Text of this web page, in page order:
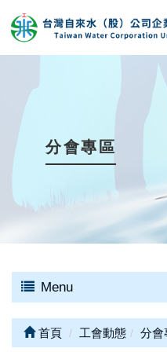
分會專區
Menu
首頁 工會動態 分會